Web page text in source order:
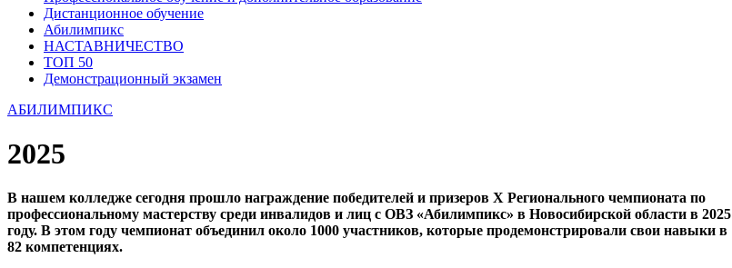
Дистанционное обучение
Абилимпикс
НАСТАВНИЧЕСТВО
ТОП 50
Демонстрационный экзамен
АБИЛИМПИКС
2025
В нашем колледже сегодня прошло награждение победителей и призеров X Регионального чемпионата по
профессиональному мастерству среди инвалидов и лиц с ОВЗ «Абилимпикс» в Новосибирской области в 2025
году. В этом году чемпионат объединил около 1000 участников, которые продемонстрировали свои навыки в
82 компетенциях.